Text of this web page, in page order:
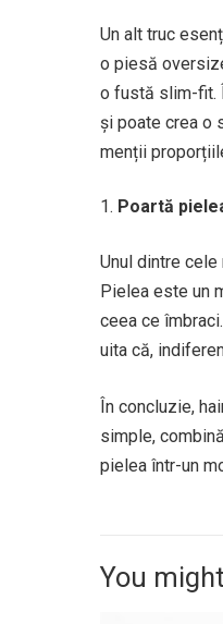
Un alt truc
o piesă
o fustă slim-fit.
și poate crea o
menții
Poartă
Unul dintre
Pielea este un
ceea ce
uita că,
În concluzie,
simple,
pielea într-un
You